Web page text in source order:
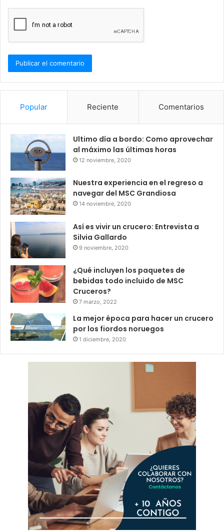
Popular Reciente Comentarios
Ultimo día a bordo: Como aprovechar
al máximo las últimas horas
12 noviembre, 2020
Nuestra experiencia en el regreso a
navegar del MSC Grandiosa
14 noviembre, 2020
Así es vivir un crucero: Entrevista a
Silvia Gallardo
9 noviembre, 2020
¿Qué incluyen los paquetes de
bebidas todo incluido de MSC
Cruceros?
7 marzo, 2022
La mejor época para hacer un crucero
por los fiordos noruegos
1 diciembre, 2020